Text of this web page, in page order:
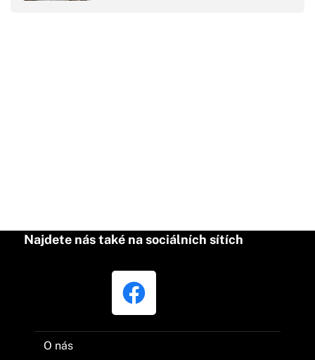
Najdete nás také na sociálních sítích
O nás